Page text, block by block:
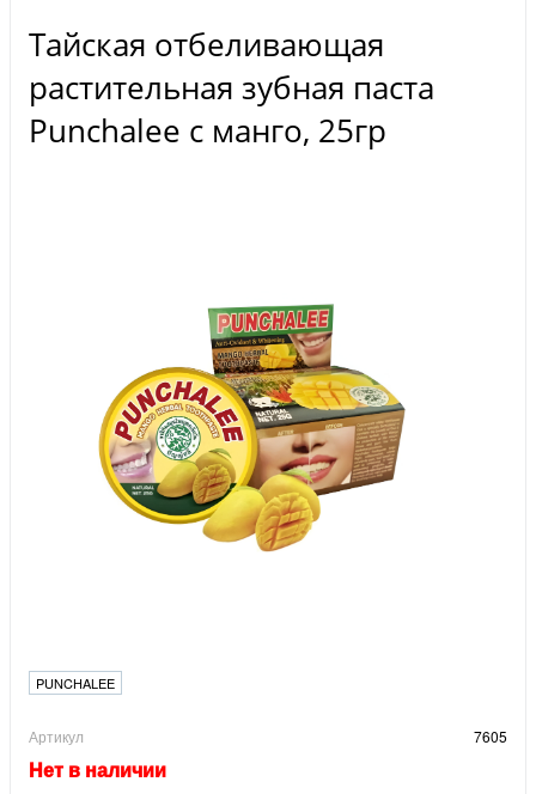
Тайская отбеливающая
растительная зубная паста
Punchalee с манго, 25гр
PUNCHALEE
Артикул 7605
Нет в наличии